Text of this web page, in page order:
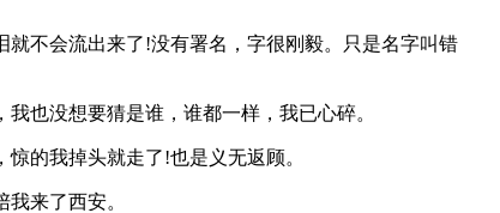
不会流出来了!没有署名，字很刚毅。只是名字叫错
也没想要猜是谁，谁都一样，我已心碎。
的我掉头就走了!也是义无返顾。
来了西安。